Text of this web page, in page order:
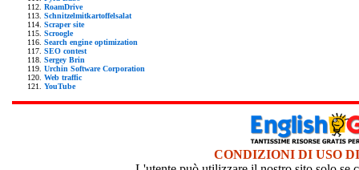
RoamDrive
Schnitzelmitkartoffelsalat
Scraper site
Scroogle
Search engine optimization
SEO contest
Sergey Brin
Urchin Software Corporation
Web traffic
YouTube
CONDIZIONI DI USO